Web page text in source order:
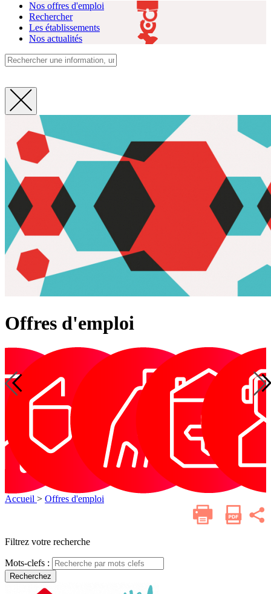
Nos offres d'emploi
Rechercher
Les établissements
Nos actualités
Fermer
recherche
Offres d'emploi
Gérontologie
Gérontologie
Services
infirmiers
domicile
de
à
Téléassistance Dentaire
Accueil > Offres d'emploi
Imprimer
cette
sur
Filtrez votre recherche
Mots-clefs :
Recherchez